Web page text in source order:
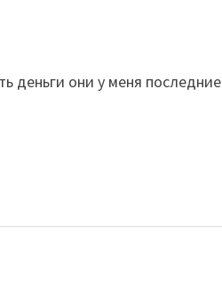
деньги они у меня последние